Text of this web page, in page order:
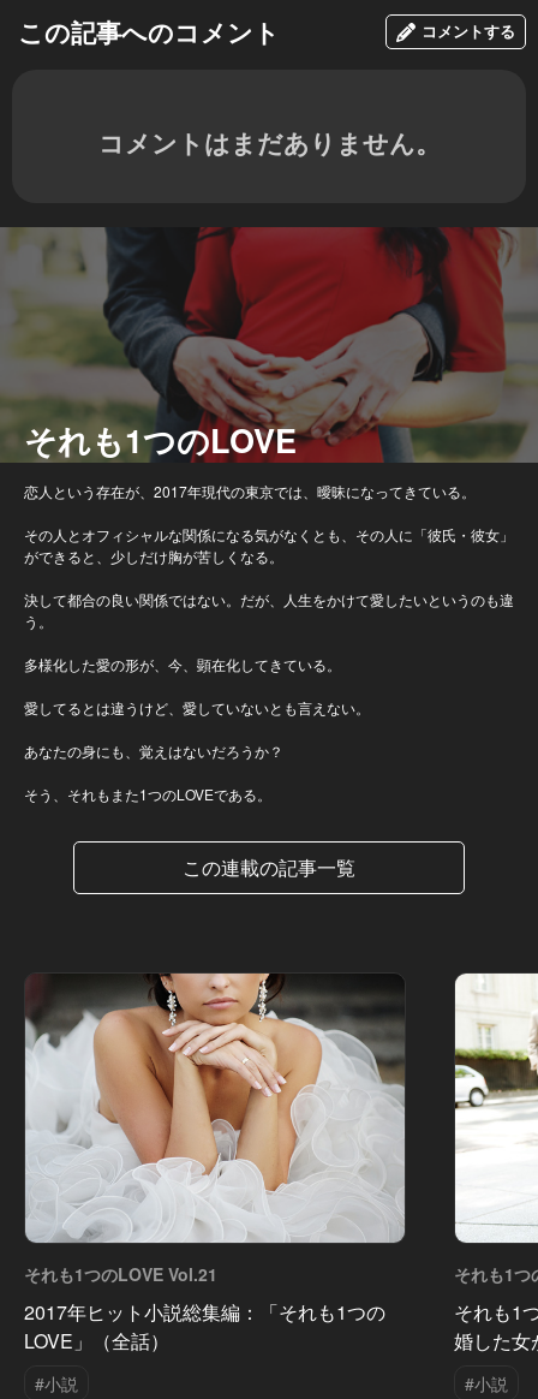
この記事へのコメント コメントする
コメントはまだありません。
それも1つのLOVE
恋人という存在が、2017年現代の東京では、曖昧になってきている。
その人とオフィシャルな関係になる気がなくとも、その人に「彼氏・彼女」
ができると、少しだけ胸が苦しくなる。
決して都合の良い関係ではない。だが、人生をかけて愛したいというのも違
う。
多様化した愛の形が、今、顕在化してきている。
愛してるとは違うけど、愛していないとも言えない。
あなたの身にも、覚えはないだろうか？
そう、それもまた1つのLOVEである。
この連載の記事一覧
それも1つのLOVE Vol.21
2017年ヒット小説総集編：「それも1つの
LOVE」（全話）
#小説
それも1
それも1
婚した女
#小説